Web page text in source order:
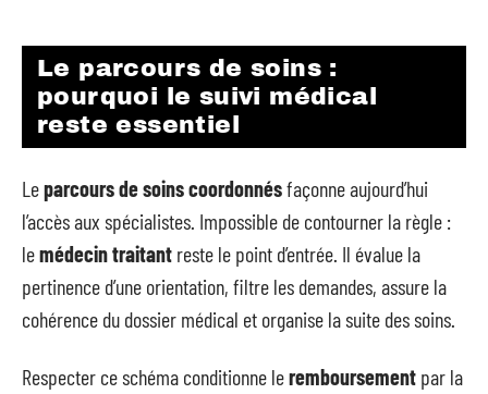
Le parcours de soins :
pourquoi le suivi médical
reste essentiel
Leparcours de soins coordonnésfaçonne aujourd’hui
l’accès aux spécialistes. Impossible de contourner la règle :
lemédecin traitant reste le point d’entrée. Il évalue la
pertinence d’une orientation, filtre les demandes, assure la
cohérence du dossier médical et organise la suite des soins.
Respecter ce schéma conditionne leremboursement par la